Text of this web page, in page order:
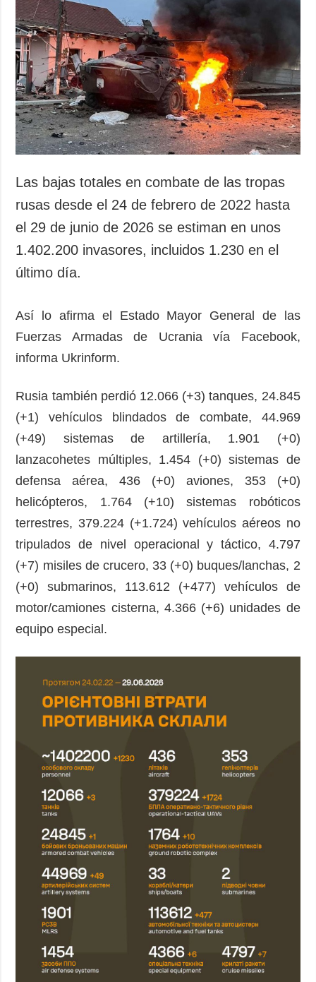
Las bajas totales en combate de las tropas
rusas desde el 24 de febrero de 2022 hasta
el 29 de junio de 2026 se estiman en unos
1.402.200 invasores, incluidos 1.230 en el
último día.
Así lo afirma el Estado Mayor General de las
Fuerzas Armadas de Ucrania vía Facebook,
informa Ukrinform.
Rusia también perdió 12.066 (+3) tanques, 24.845
(+1) vehículos blindados de combate, 44.969
(+49) sistemas de artillería, 1.901 (+0)
lanzacohetes múltiples, 1.454 (+0) sistemas de
defensa aérea, 436 (+0) aviones, 353 (+0)
helicópteros, 1.764 (+10) sistemas robóticos
terrestres, 379.224 (+1.724) vehículos aéreos no
tripulados de nivel operacional y táctico, 4.797
(+7) misiles de crucero, 33 (+0) buques/lanchas, 2
(+0) submarinos, 113.612 (+477) vehículos de
motor/camiones cisterna, 4.366 (+6) unidades de
equipo especial.